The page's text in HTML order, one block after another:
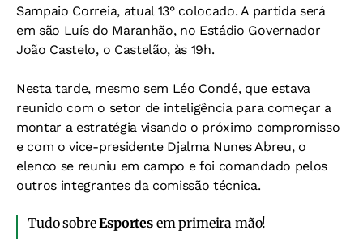
Sampaio Correia, atual 13° colocado. A partida será
em são Luís do Maranhão, no Estádio Governador
João Castelo, o Castelão, às 19h.
Nesta tarde, mesmo sem Léo Condé, que estava
reunido com o setor de inteligência para começar a
montar a estratégia visando o próximo compromisso
e com o vice-presidente Djalma Nunes Abreu, o
elenco se reuniu em campo e foi comandado pelos
outros integrantes da comissão técnica.
Tudo sobreEsportesem primeira mão!